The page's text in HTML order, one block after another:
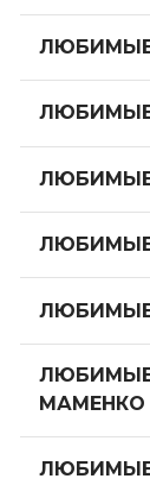
ЛЮБИМЫЕ
ЛЮБИМЫЕ
ЛЮБИМЫЕ
ЛЮБИМЫЕ
ЛЮБИМЫЕ
МАМЕНКО
ЛЮБИМЫЕ